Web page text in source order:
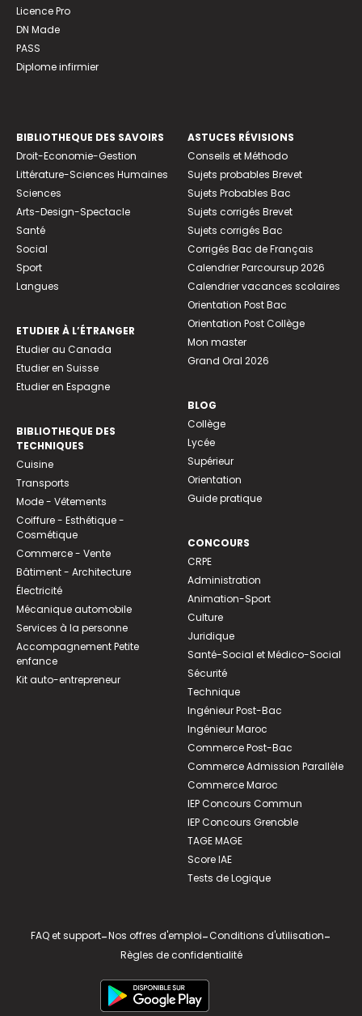
Licence Pro
DN Made
PASS
Diplome infirmier
BIBLIOTHEQUE DES SAVOIRS
Droit-Economie-Gestion
Littérature-Sciences Humaines
Sciences
Arts-Design-Spectacle
Santé
Social
Sport
Langues
ETUDIER À L’ÉTRANGER
Etudier au Canada
Etudier en Suisse
Etudier en Espagne
BIBLIOTHEQUE DES
TECHNIQUES
Cuisine
Transports
Mode - Vêtements
Coiffure - Esthétique -
Cosmétique
Commerce - Vente
Bâtiment - Architecture
Électricité
Mécanique automobile
Services à la personne
Accompagnement Petite
enfance
Kit auto-entrepreneur
ASTUCES RÉVISIONS
Conseils et Méthodo
Sujets probables Brevet
Sujets Probables Bac
Sujets corrigés Brevet
Sujets corrigés Bac
Corrigés Bac de Français
Calendrier Parcoursup 2026
Calendrier vacances scolaires
Orientation Post Bac
Orientation Post Collège
Mon master
Grand Oral 2026
BLOG
Collège
Lycée
Supérieur
Orientation
Guide pratique
CONCOURS
CRPE
Administration
Animation-Sport
Culture
Juridique
Santé-Social et Médico-Social
Sécurité
Technique
Ingénieur Post-Bac
Ingénieur Maroc
Commerce Post-Bac
Commerce Admission Parallèle
Commerce Maroc
IEP Concours Commun
IEP Concours Grenoble
TAGE MAGE
Score IAE
Tests de Logique
FAQ et support-Nos offres d'emploi-Conditions d'utilisation-
Règles de confidentialité